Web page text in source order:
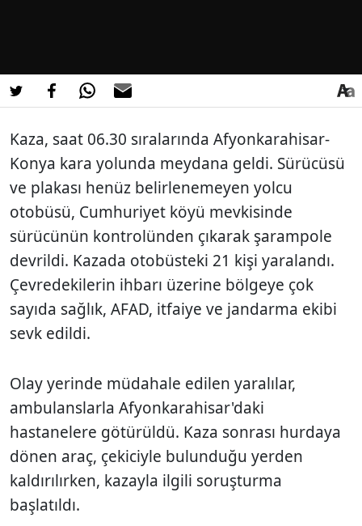
Kaza, saat 06.30 sıralarında Afyonkarahisar-
Konya kara yolunda meydana geldi. Sürücüsü
ve plakası henüz belirlenemeyen yolcu
otobüsü, Cumhuriyet köyü mevkisinde
sürücünün kontrolünden çıkarak şarampole
devrildi. Kazada otobüsteki 21 kişi yaralandı.
Çevredekilerin ihbarı üzerine bölgeye çok
sayıda sağlık, AFAD, itfaiye ve jandarma ekibi
sevk edildi.
Olay yerinde müdahale edilen yaralılar,
ambulanslarla Afyonkarahisar'daki
hastanelere götürüldü. Kaza sonrası hurdaya
dönen araç, çekiciyle bulunduğu yerden
kaldırılırken, kazayla ilgili soruşturma
başlatıldı.